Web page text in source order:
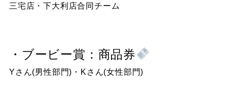
三宅店・下大利店合同チーム
・ブービー賞：商品券
Yさん(男性部門)・Kさん(女性部門)